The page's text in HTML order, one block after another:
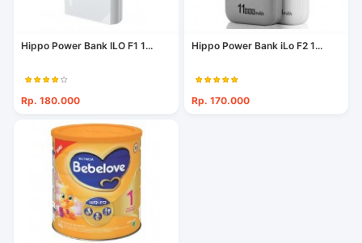
Hippo Power Bank ILO F1 1...
Rp. 180.000
Hippo Power Bank iLo F2 1...
Rp. 170.000